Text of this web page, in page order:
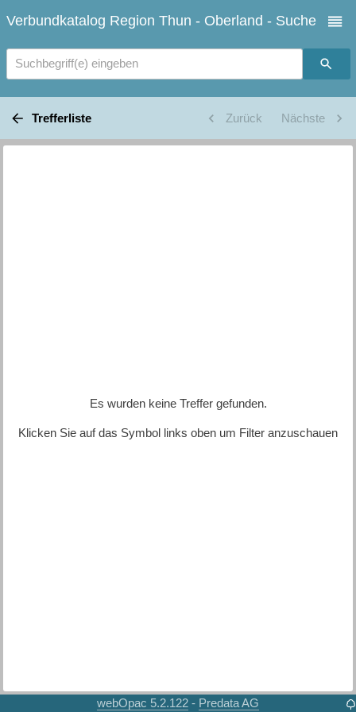
Verbundkatalog Region Thun - Oberland - Suche
Suchbegriff(e) eingeben
Trefferliste Zurück Nächste
Es wurden keine Treffer gefunden.
Klicken Sie auf das Symbol links oben um Filter anzuschauen
webOpac 5.2.122 - Predata AG